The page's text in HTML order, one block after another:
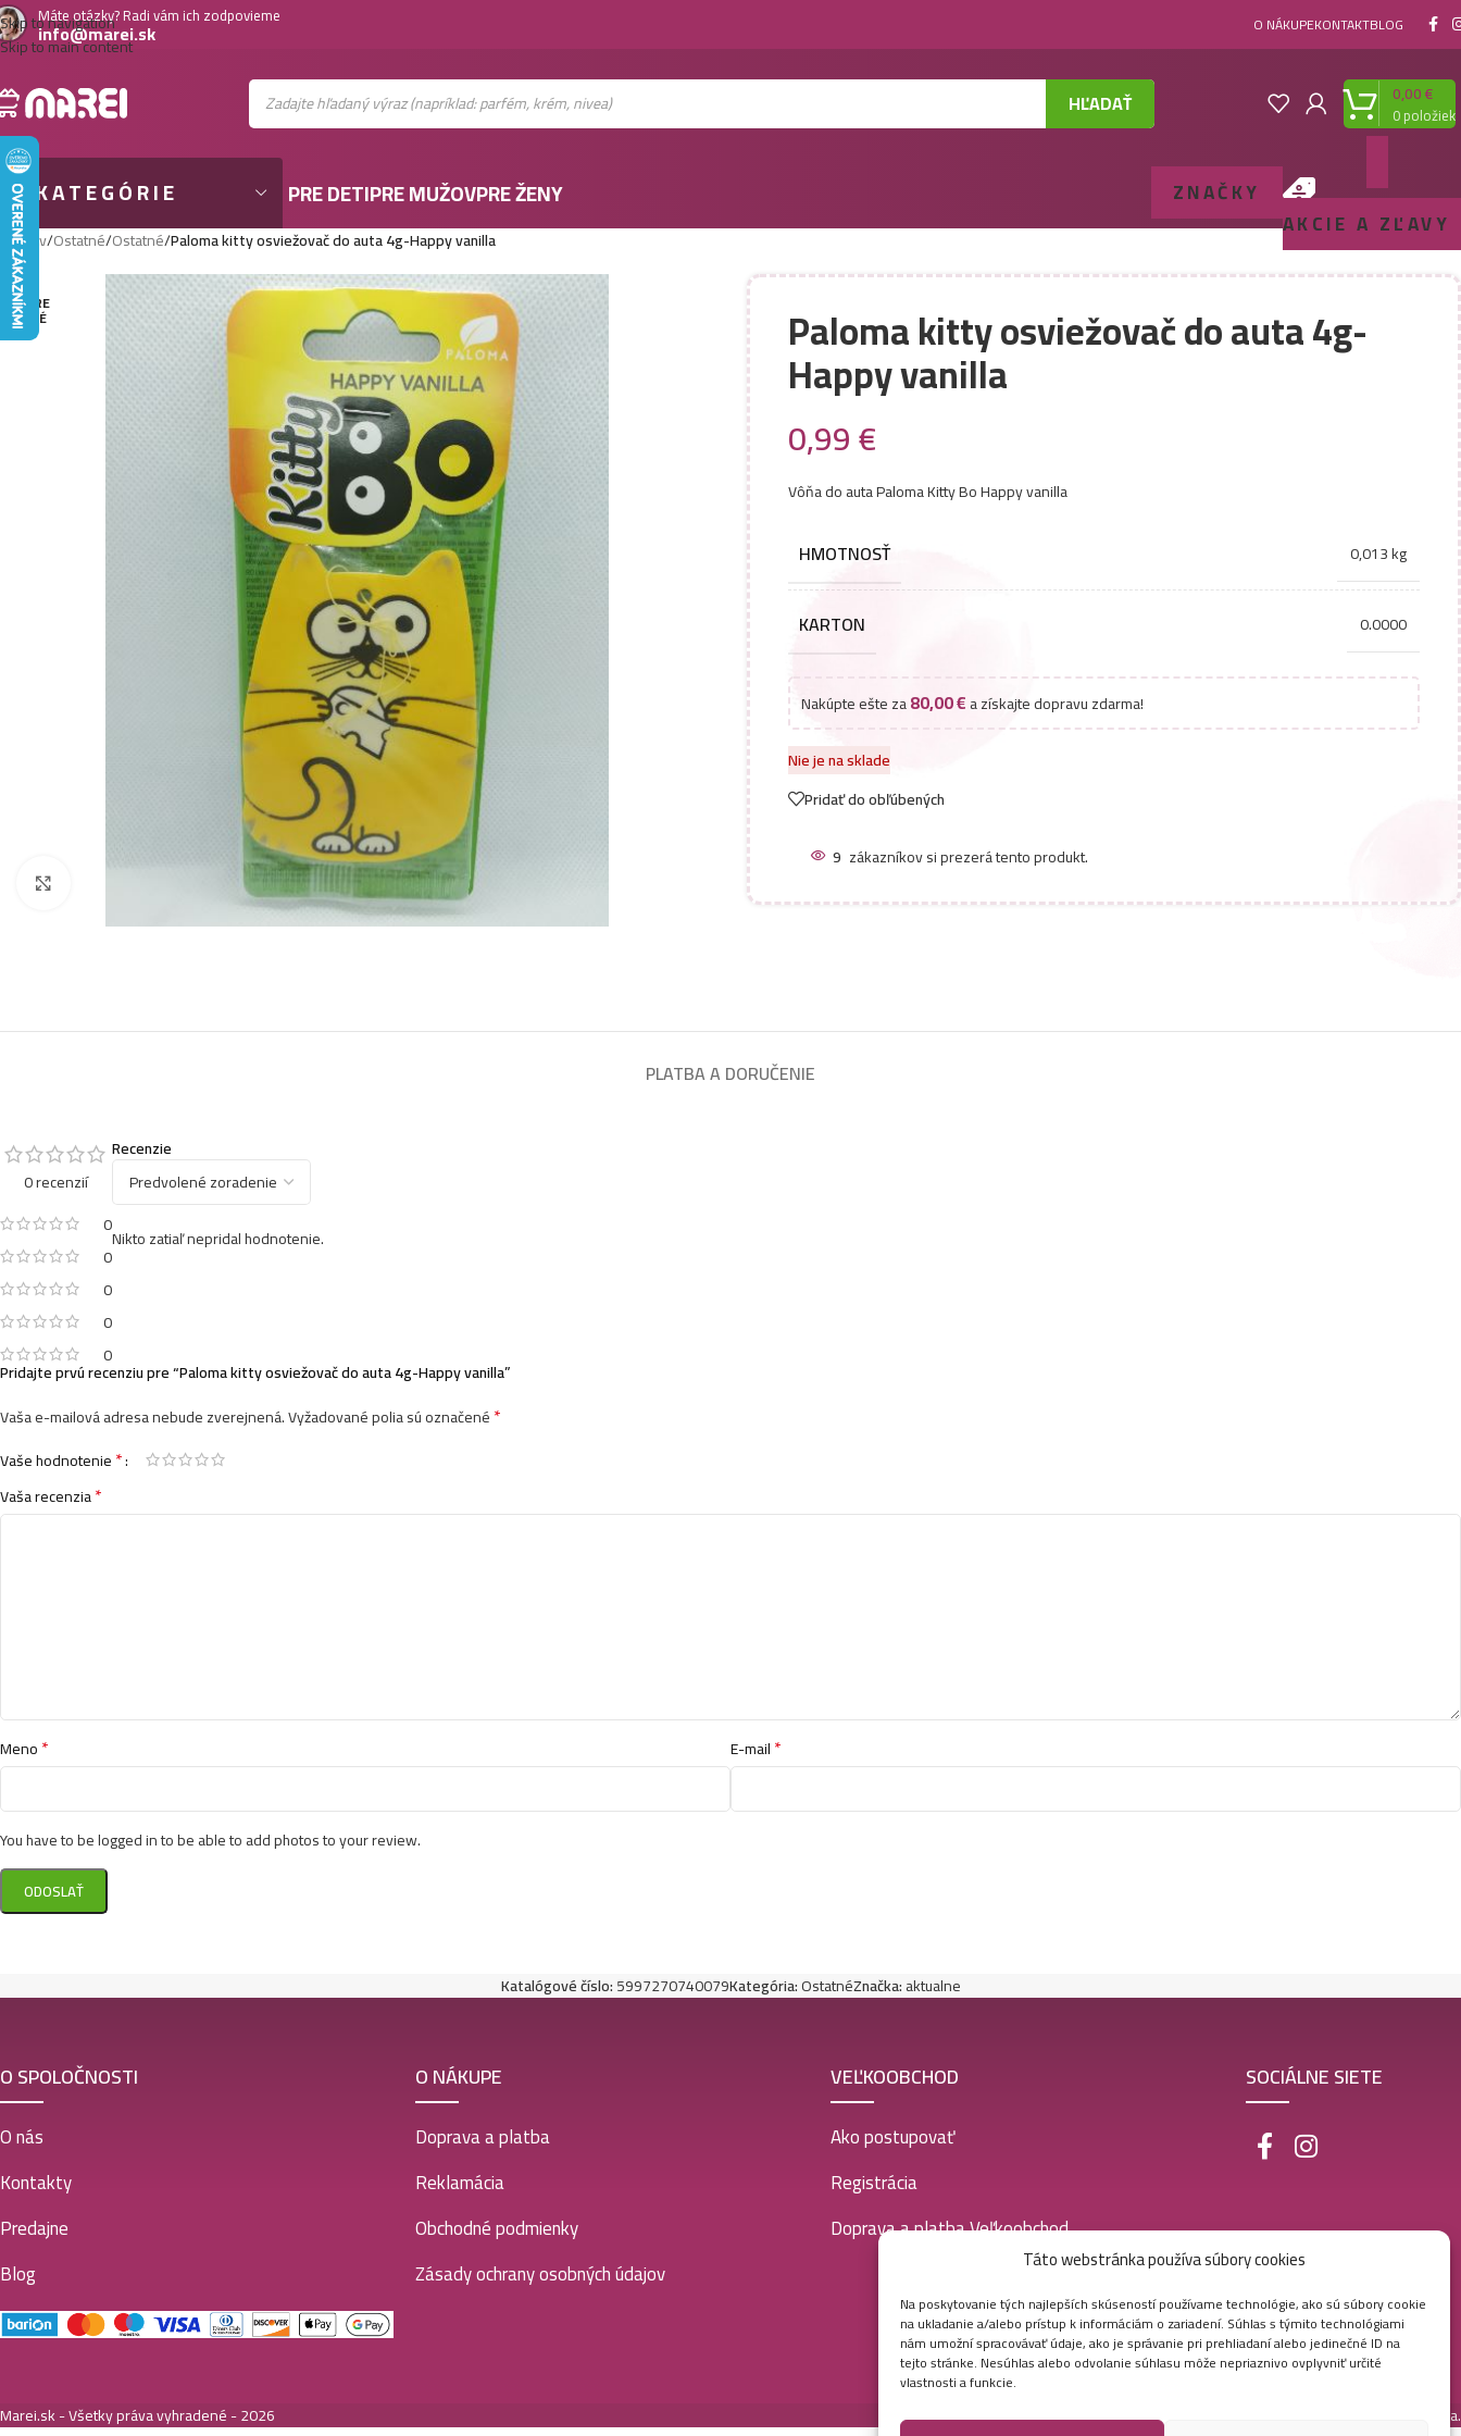
Táto webstránka používa súbory cookies
Na poskytovanie tých najlepších skúseností používame technológie, ako sú súbory cookie
na ukladanie a/alebo prístup k informáciám o zariadení. Súhlas s týmito technológiami
nám umožní spracovávať údaje, ako je správanie pri prehliadaní alebo jedinečné ID na
tejto stránke. Nesúhlas alebo odvolanie súhlasu môže nepriaznivo ovplyvniť určité
vlastnosti a funkcie.
Skip to navigation
Skip to main content
Máte otázky? Radi vám ich zodpovieme
info@marei.sk O NÁKUPEKONTAKTBLOG
HĽADAŤ 0položiek
0,00€
KATEGÓRIE PRE DETIPRE MUŽOVPRE ŽENY
ZNAČKY
AKCIE A ZĽAVY
Domov/Ostatné/Ostatné/Paloma kitty osviežovač do auta 4g-Happy vanilla
VYPRE
DANÉ Paloma kitty osviežovač do auta 4g-
Happy vanilla
0,99€
Vôňa do auta Paloma Kitty Bo Happy vanilla
HMOTNOSŤ 0,013 kg
KARTON 0.0000
Nakúpte ešte za80,00€a získajte dopravu zdarma!
Nie je na sklade
Pridať do obľúbených
6 zákazníkov si prezerá tento produkt.
PLATBA A DORUČENIE
0 recenzií
0
0
0
0
0
Recenzie
Nikto zatiaľ nepridal hodnotenie.
Pridajte prvú recenziu pre “Paloma kitty osviežovač do auta 4g-Happy vanilla”
Vaša e-mailová adresa nebude zverejnená.Vyžadované polia sú označené*
Vaše hodnotenie*
Vaša recenzia*
Meno* E-mail*
You have to be logged in to be able to add photos to your review.
Katalógové číslo:5997270740079Kategória:OstatnéZnačka:aktualne
O SPOLOČNOSTI
O nás
Kontakty
Predajne
Blog
O NÁKUPE
Doprava a platba
Reklamácia
Obchodné podmienky
Zásady ochrany osobných údajov
VEĽKOOBCHOD
Ako postupovať
Registrácia
Doprava a platba Veľkoobchod
SOCIÁLNE SIETE
Marei.sk - Všetky práva vyhradené - 2026 Ametica.